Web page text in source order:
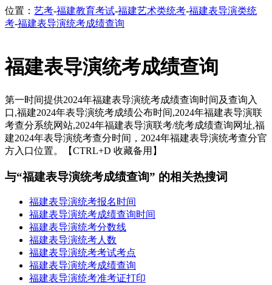
位置： 艺考-福建教育考试-福建艺术类统考-福建表导演类统
考-福建表导演统考成绩查询
福建表导演统考成绩查询
第一时间提供2024年福建表导演统考成绩查询时间及查询入
口,福建2024年表导演统考成绩公布时间,2024年福建表导演联
考查分系统网站,2024年福建表导演联考/统考成绩查询网址,福
建2024年表导演统考查分时间，2024年福建表导演统考查分官
方入口位置。【CTRL+D 收藏备用】
与“福建表导演统考成绩查询” 的相关热搜词
福建表导演统考报名时间
福建表导演统考成绩查询时间
福建表导演统考分数线
福建表导演统考人数
福建表导演统考考试考点
福建表导演统考成绩查询
福建表导演统考准考证打印